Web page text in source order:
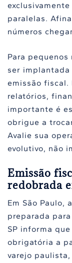
paralelas.
números
Para
ser implantada
emissão fiscal.
relatórios,
importante é
obrigue a
Avalie sua
evolutivo, não
Emissão
redobrada
Em São Paulo,
preparada
SP informa
obrigatória a
varejo paulista,